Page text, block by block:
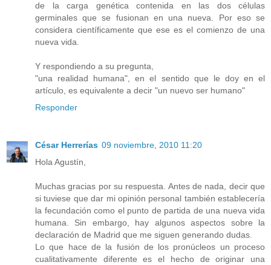
de la carga genética contenida en las dos células
germinales que se fusionan en una nueva. Por eso se
considera científicamente que ese es el comienzo de una
nueva vida.
Y respondiendo a su pregunta,
"una realidad humana", en el sentido que le doy en el
artículo, es equivalente a decir "un nuevo ser humano"
Responder
César Herrerías 09 noviembre, 2010 11:20
Hola Agustín,
Muchas gracias por su respuesta. Antes de nada, decir que
si tuviese que dar mi opinión personal también establecería
la fecundación como el punto de partida de una nueva vida
humana. Sin embargo, hay algunos aspectos sobre la
declaración de Madrid que me siguen generando dudas.
Lo que hace de la fusión de los pronúcleos un proceso
cualitativamente diferente es el hecho de originar una